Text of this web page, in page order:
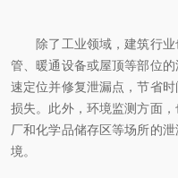
除了工业领域，建筑行业
管、暖通设备或屋顶等部位
速定位并修复泄漏点，节省
损失。此外，环境监测方面
厂和化学品储存区等场所的
境。